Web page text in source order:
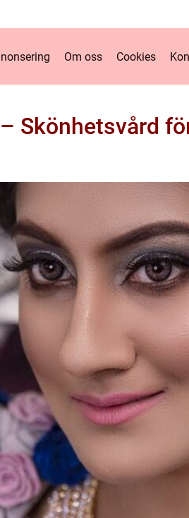
Om oss Cookies
Skönhetsvård